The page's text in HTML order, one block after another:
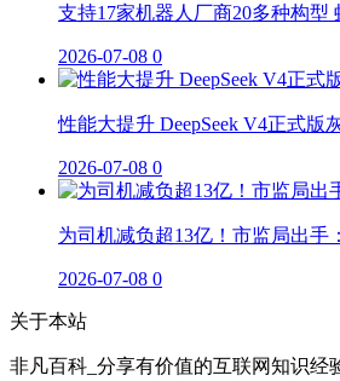
支持17家机器人厂商20多种构型
2026-07-08 0
性能大提升 DeepSeek V4正式版
2026-07-08 0
为司机减负超13亿！市监局出手
2026-07-08 0
关于本站
非凡百科_分享有价值的互联网知识经